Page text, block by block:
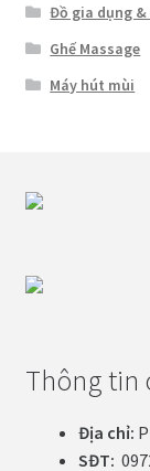
Đồ gia dụng
Ghế Massage
Máy hút mùi
Thông tin
Địa chỉ:
SĐT: